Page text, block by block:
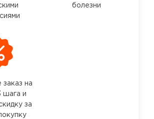
болезни
на
шага и
за